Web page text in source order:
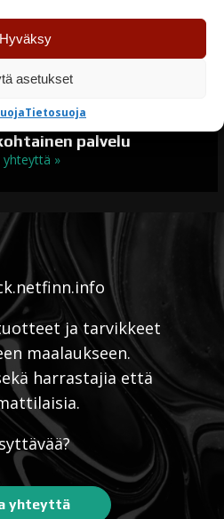
Hyväksy
asetukset
Tietosuoja
maalaamiseen
palvelu
yhteyttä »
ja tarvikkeet
maalaukseen.
harrastajia että
yhteyttä